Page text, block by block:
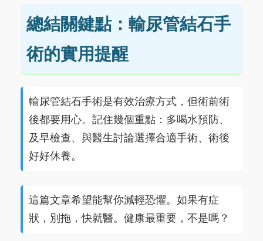
總結關鍵點：輸尿管結石手
術的實用提醒
輸尿管結石手術是有效治療方式，但術前術
後都要用心。記住幾個重點：多喝水預防、
及早檢查、與醫生討論選擇合適手術、術後
好好休養。
這篇文章希望能幫你減輕恐懼。如果有症
狀，別拖，快就醫。健康最重要，不是嗎？